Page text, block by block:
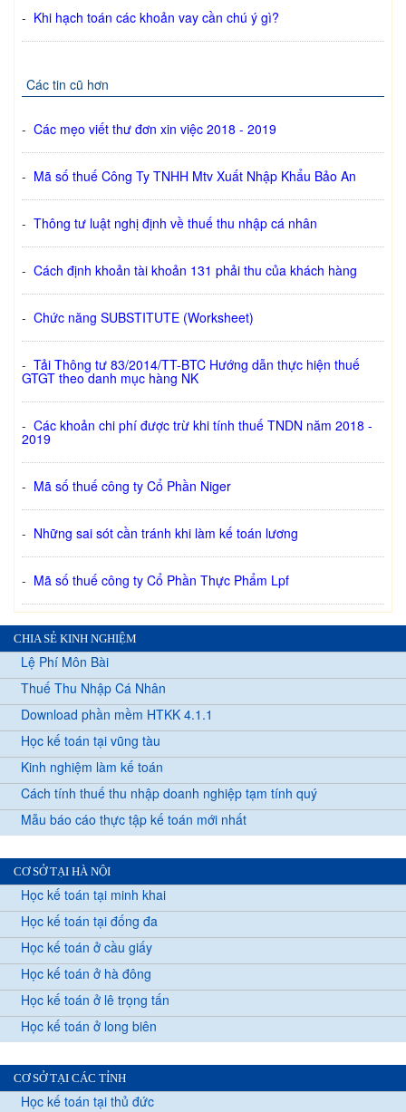
- Khi hạch toán các khoản vay cần chú ý gì?
Các tin cũ hơn
- Các mẹo viết thư đơn xin việc 2018 - 2019
- Mã số thuế Công Ty TNHH Mtv Xuất Nhập Khẩu Bảo An
- Thông tư luật nghị định về thuế thu nhập cá nhân
- Cách định khoản tài khoản 131 phải thu của khách hàng
- Chức năng SUBSTITUTE (Worksheet)
- Tải Thông tư 83/2014/TT-BTC Hướng dẫn thực hiện thuế
GTGT theo danh mục hàng NK
- Các khoản chi phí được trừ khi tính thuế TNDN năm 2018 -
2019
- Mã số thuế công ty Cổ Phần Niger
- Những sai sót cần tránh khi làm kế toán lương
- Mã số thuế công ty Cổ Phần Thực Phẩm Lpf
CHIA SẺ KINH NGHIỆM
Lệ Phí Môn Bài
Thuế Thu Nhập Cá Nhân
Download phần mềm HTKK 4.1.1
Học kế toán tại vũng tàu
Kinh nghiệm làm kế toán
Cách tính thuế thu nhập doanh nghiệp tạm tính quý
Mẫu báo cáo thực tập kế toán mới nhất
CƠ SỞ TẠI HÀ NỘI
Học kế toán tại minh khai
Học kế toán tại đống đa
Học kế toán ở cầu giấy
Học kế toán ở hà đông
Học kế toán ở lê trọng tấn
Học kế toán ở long biên
CƠ SỞ TẠI CÁC TỈNH
Học kế toán tại thủ đức